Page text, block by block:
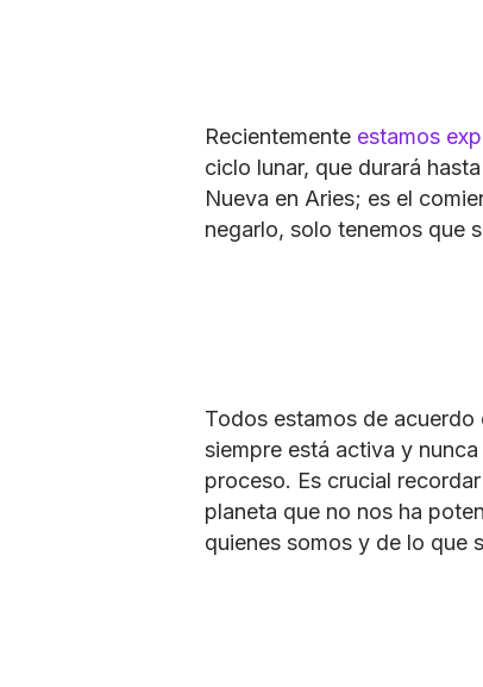
Recientemente estamos
ciclo lunar, que durará
Nueva en Aries; es el
negarlo, solo tenemos que
Todos estamos de
siempre está activa y
proceso. Es crucial
planeta que no nos ha
quienes somos y de lo que